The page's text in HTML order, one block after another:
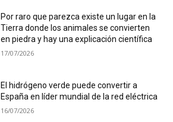
Por raro que parezca existe un lugar en la
Tierra donde los animales se convierten
en piedra y hay una explicación científica
17/07/2026
El hidrógeno verde puede convertir a
España en líder mundial de la red eléctrica
16/07/2026